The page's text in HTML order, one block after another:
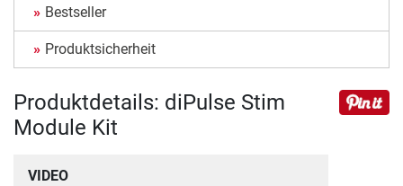
Bestseller
Produktsicherheit
Produktdetails: diPulse Stim
Module Kit
VIDEO